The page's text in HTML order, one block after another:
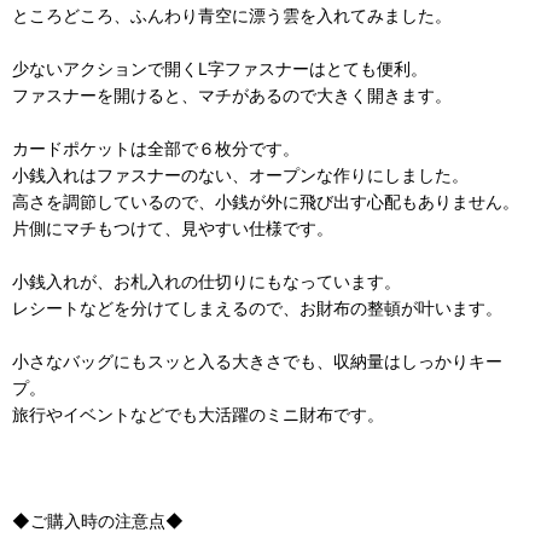
ところどころ、ふんわり青空に漂う雲を入れてみました。
少ないアクションで開くL字ファスナーはとても便利。
ファスナーを開けると、マチがあるので大きく開きます。
カードポケットは全部で６枚分です。
小銭入れはファスナーのない、オープンな作りにしました。
高さを調節しているので、小銭が外に飛び出す心配もありません。
片側にマチもつけて、見やすい仕様です。
小銭入れが、お札入れの仕切りにもなっています。
レシートなどを分けてしまえるので、お財布の整頓が叶います。
小さなバッグにもスッと入る大きさでも、収納量はしっかりキー
プ。
旅行やイベントなどでも大活躍のミニ財布です。
◆ご購入時の注意点◆